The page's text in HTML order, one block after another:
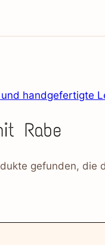
handgefertigte
Rabe
gefunden, die